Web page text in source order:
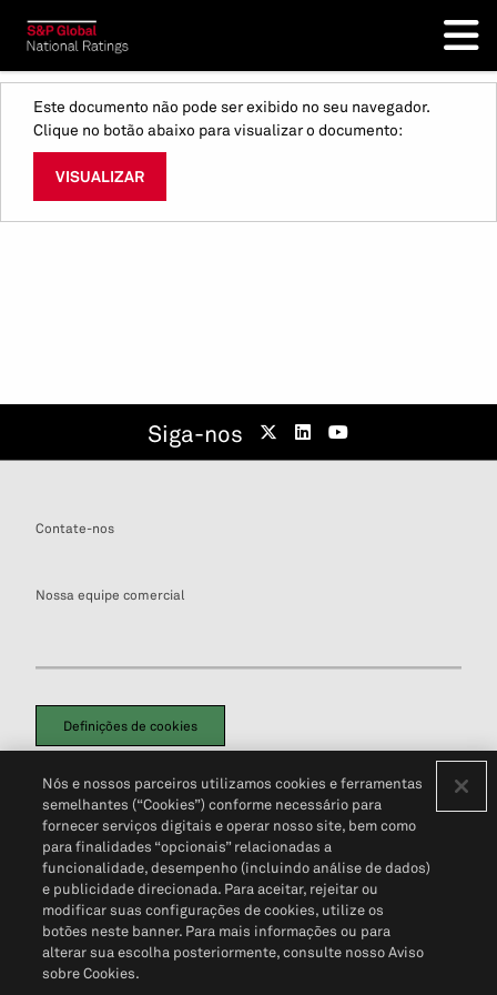
Este documento não pode ser exibido no seu navegador.
Clique no botão abaixo para visualizar o documento:
VISUALIZAR
Siga-nos
Contate-nos
Nossa equipe comercial
Definições de cookies
Política de PrivacidadePortal de privacidade do cliente (em inglês)
Não Venda Minhas Informações Pessoais© 2026 S&P Global
Nós e nossos parceiros utilizamos cookies e ferramentas
semelhantes (“Cookies”) conforme necessário para
fornecer serviços digitais e operar nosso site, bem como
para finalidades “opcionais” relacionadas a
funcionalidade, desempenho (incluindo análise de dados)
e publicidade direcionada. Para aceitar, rejeitar ou
modificar suas configurações de cookies, utilize os
botões neste banner. Para mais informações ou para
alterar sua escolha posteriormente, consulte nosso Aviso
sobre Cookies.